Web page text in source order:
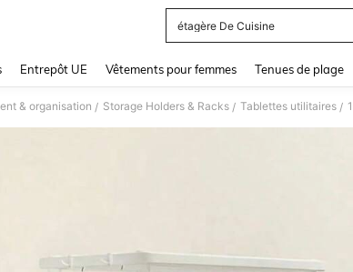
étagère De Cuisine
Entrepôt UE Vêtements pour femmes Tenues de plage
& organisation / Storage Holders & Racks / Tablettes utilitaires /